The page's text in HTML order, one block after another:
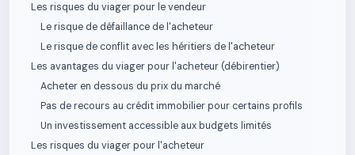
Les risques du viager pour le vendeur
Le risque de défaillance de l'acheteur
Le risque de conflit avec les héritiers de l'acheteur
Les avantages du viager pour l'acheteur (débirentier)
Acheter en dessous du prix du marché
Pas de recours au crédit immobilier pour certains profils
Un investissement accessible aux budgets limités
Les risques du viager pour l'acheteur